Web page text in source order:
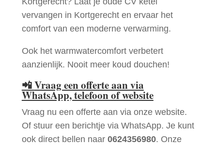
vervangen in Kortgerecht en ervaar het
comfort van een moderne verwarming.
Ook het warmwatercomfort verbetert
aanzienlijk. Nooit meer koud douchen!
📲Vraag een offerte aan via
WhatsApp, telefoon of website
Vraag nu een offerte aan via onze website.
Of stuur een berichtje via WhatsApp. Je kunt
ook direct bellen naar 0624356980. Onze